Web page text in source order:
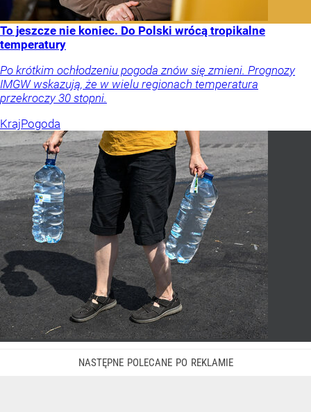
To jeszcze nie koniec. Do Polski wrócą tropikalne
temperatury
Po krótkim ochłodzeniu pogoda znów się zmieni. Prognozy
IMGW wskazują, że w wielu regionach temperatura
przekroczy 30 stopni.
KrajPogoda